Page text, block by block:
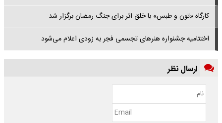
کارگاه «تون و طبس» با خلق اثر برای جنگ رمضان برگزار شد
اختتامیه جشنواره هنرهای تجسمی فجر به زودی اعلام می‌شود
ارسال نظر